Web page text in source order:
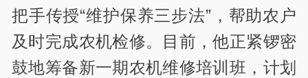
把手传授“维护保养三步法” ，帮助农户
及时完成农机检修。目前，他正紧锣密
鼓地筹备新一期农机维修培训班，计划